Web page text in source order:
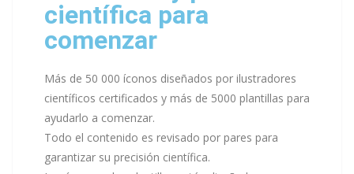
científica para
comenzar
Más de 50 000 íconos diseñados por ilustradores
científicos certificados y más de 5000 plantillas para
ayudarlo a comenzar.
Todo el contenido es revisado por pares para
garantizar su precisión científica.